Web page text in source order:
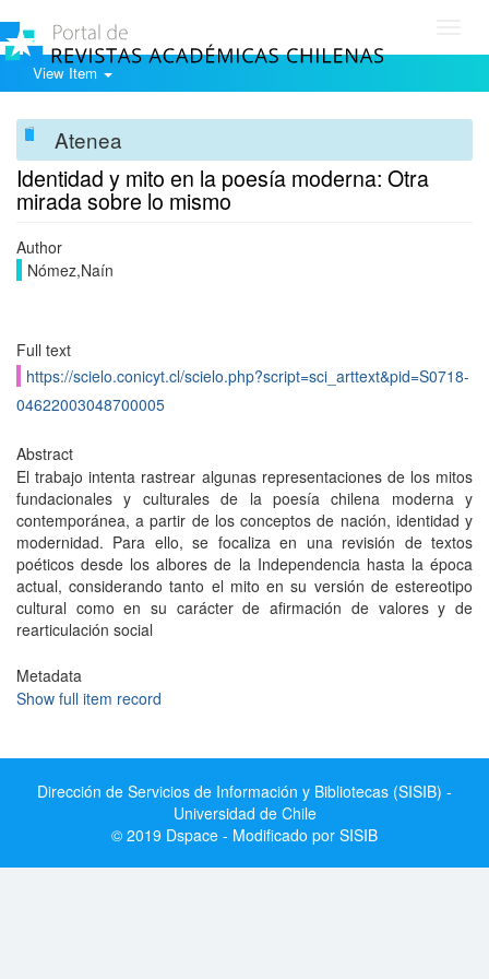
View Item
Atenea
Identidad y mito en la poesía moderna: Otra
mirada sobre lo mismo
Author
Nómez,Naín
Full text
https://scielo.conicyt.cl/scielo.php?script=sci_arttext&pid=S0718-
04622003048700005
Abstract
El trabajo intenta rastrear algunas representaciones de los mitos
fundacionales y culturales de la poesía chilena moderna y
contemporánea, a partir de los conceptos de nación, identidad y
modernidad. Para ello, se focaliza en una revisión de textos
poéticos desde los albores de la Independencia hasta la época
actual, considerando tanto el mito en su versión de estereotipo
cultural como en su carácter de afirmación de valores y de
rearticulación social
Metadata
Show full item record
Dirección de Servicios de Información y Bibliotecas (SISIB) -
Universidad de Chile
© 2019 Dspace - Modificado por SISIB